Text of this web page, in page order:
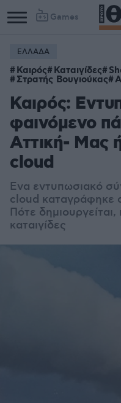
Games
ΕΛΛΑΔΑ
Καιρός Καταιγίδες
Στρατής Βουγιούκας
Καιρός:
φαινόμενο
Αττική- Μας
cloud
Ενα εντυπωσιακό
cloud καταγράφηκε
Πότε
καταιγίδες